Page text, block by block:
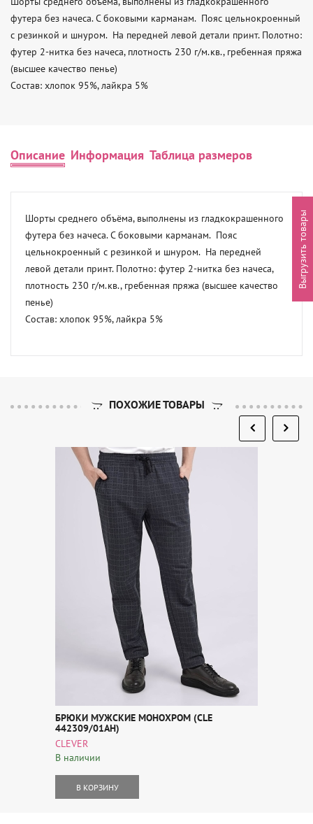
футера без начеса. С боковыми карманам.  Пояс цельнокроенный
с резинкой и шнуром.  На передней левой детали принт. Полотно:
футер 2-нитка без начеса, плотность 230 г/м.кв., гребенная пряжа
(высшее качество пенье)
Состав: хлопок 95%, лайкра 5%
Описание Информация Таблица размеров
Шорты среднего объёма, выполнены из гладкокрашенного
футера без начеса. С боковыми карманам.  Пояс
цельнокроенный с резинкой и шнуром.  На передней
левой детали принт. Полотно: футер 2-нитка без начеса,
плотность 230 г/м.кв., гребенная пряжа (высшее качество
пенье)
Состав: хлопок 95%, лайкра 5%
ПОХОЖИЕ ТОВАРЫ
БРЮКИ МУЖСКИЕ МОНОХРОМ (CLE
442309/01АН)
CLEVER
В наличии
В КОРЗИНУ
Выгрузить товары